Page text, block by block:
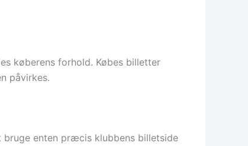
køberens forhold. Købes billetter
påvirkes.
enten præcis klubbens billetside